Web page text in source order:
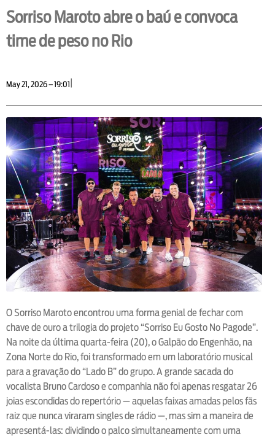
Sorriso Maroto abre o baú e convoca
time de peso no Rio
May 21, 2026 – 19:01
O Sorriso Maroto encontrou uma forma genial de fechar com
chave de ouro a trilogia do projeto “Sorriso Eu Gosto No Pagode”.
Na noite da última quarta-feira (20), o Galpão do Engenhão, na
Zona Norte do Rio, foi transformado em um laboratório musical
para a gravação do “Lado B” do grupo. A grande sacada do
vocalista Bruno Cardoso e companhia não foi apenas resgatar 26
joias escondidas do repertório — aquelas faixas amadas pelos fãs
raiz que nunca viraram singles de rádio —, mas sim a maneira de
apresentá-las: dividindo o palco simultaneamente com uma